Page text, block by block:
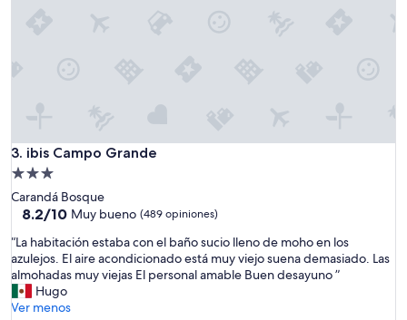
e
o
p
e
l
d
e
s
3. ibis Campo Grande
ibis Campo Grande
Propiedad
de
3.0
Carandá Bosque
8.2
10,
Muy
bueno,
(489
opiniones)
8.2/10 Muy bueno (489 opiniones)
“
L
a
h
a
“La habitación estaba con el baño sucio lleno de moho en los
azulejos. El aire acondicionado está muy viejo suena demasiado. Las
almohadas muy viejas El personal amable Buen desayuno ”
Hugo
Ver menos